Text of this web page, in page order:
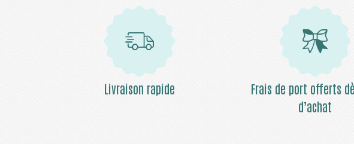
Livraison rapide
Frais de port offerts
d’achat